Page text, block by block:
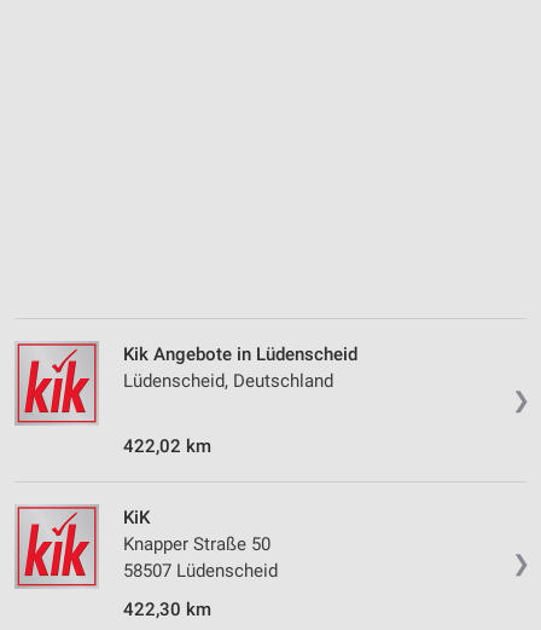
❯
Kik Angebote in Lüdenscheid
Lüdenscheid, Deutschland
422,02 km
❯
KiK
Knapper Straße 50
58507 Lüdenscheid
422,30 km
Messung der Performance von Inhalten
Analyse von Zielgruppen durch Statistiken oder
Kombinationen von Daten aus verschiedenen
Entwicklung und Verbesserung der Angebote
Verwendung reduzierter Daten zur Auswahl von
Inhalten